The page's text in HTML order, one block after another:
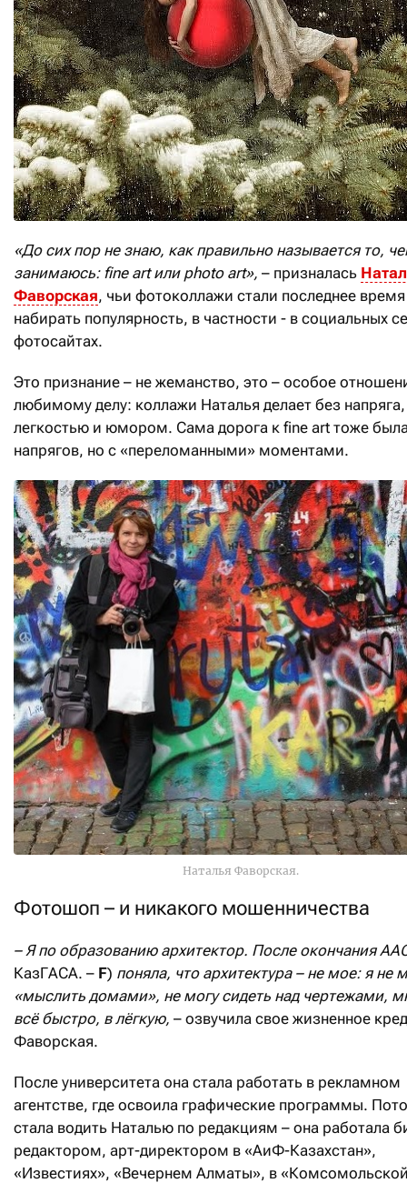
«До сих пор не знаю, как правильно называется то,
занимаюсь: fine art или photo art», – призналась
Фаворская, чьи фотоколлажи стали последнее время
набирать популярность, в частности - в социальных
фотосайтах.
Это признание – не жеманство, это – особое
любимому делу: коллажи Наталья делает без
легкостью и юмором. Сама дорога к fine art тоже
напрягов, но с «переломанными» моментами.
Наталья Фаворская.
Фотошоп – и никакого мошенничества
– Я по образованию архитектор. После окончания
КазГАСА. – F) поняла, что архитектура – не мое: я не
«мыслить домами», не могу сидеть над чертежами,
всё быстро, в лёгкую, – озвучила свое жизненное
Фаворская.
После университета она стала работать в рекламном
агентстве, где освоила графические программы.
стала водить Наталью по редакциям – она работала
редактором, арт-директором в «АиФ-Казахстан»,
«Известиях», «Вечернем Алматы», в